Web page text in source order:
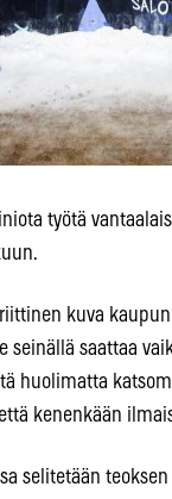
työtä
kuva
seinällä saattaa
huolimatta
kenenkään
selitetään